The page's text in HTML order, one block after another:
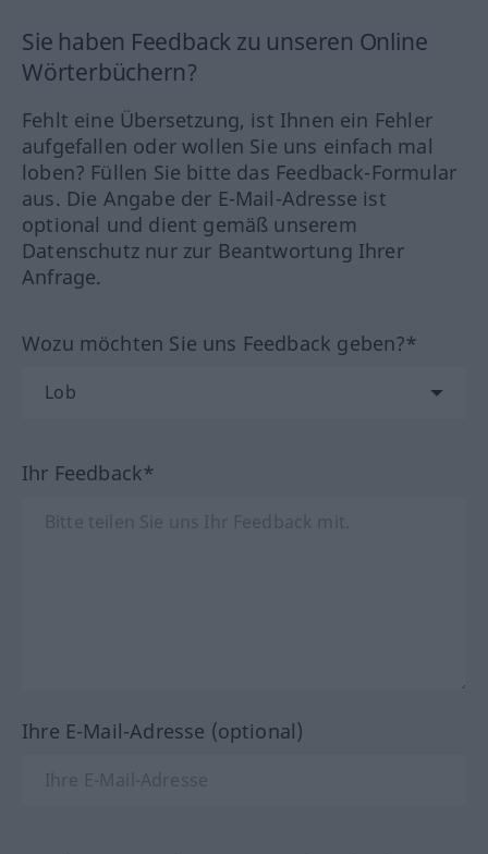
Sie haben Feedback zu unseren Online
Wörterbüchern?
Fehlt eine Übersetzung, ist Ihnen ein Fehler
aufgefallen oder wollen Sie uns einfach mal
loben? Füllen Sie bitte das Feedback-Formular
aus. Die Angabe der E-Mail-Adresse ist
optional und dient gemäß unserem
Datenschutz nur zur Beantwortung Ihrer
Anfrage.
Wozu möchten Sie uns Feedback geben?*
Ihr Feedback*
Ihre E-Mail-Adresse (optional)